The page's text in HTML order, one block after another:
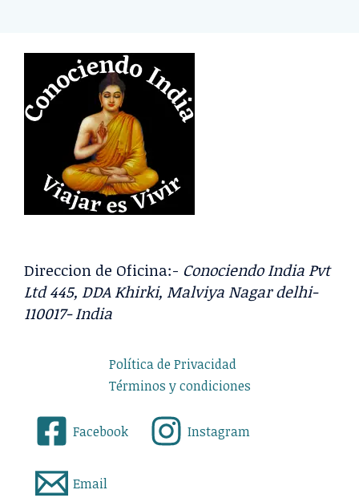
Direccion de Oficina:- Conociendo India Pvt
Ltd 445, DDA Khirki, Malviya Nagar delhi-
110017- India
Política de Privacidad
Términos y condiciones
Facebook Instagram
Email